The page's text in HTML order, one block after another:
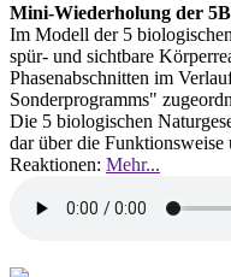
Mini-Wiederholung der
Im Modell der 5
spür- und sichtbare
Phasenabschnitten im
Sonderprogramms"
Die 5 biologischen
dar über die Funktionsweise
Reaktionen: Mehr...